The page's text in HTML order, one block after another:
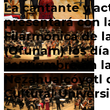
La cantante y
presentará con
Filarmónica de
(Ofunam) los
septiembre en
Nezahualcóyotl
Cultural